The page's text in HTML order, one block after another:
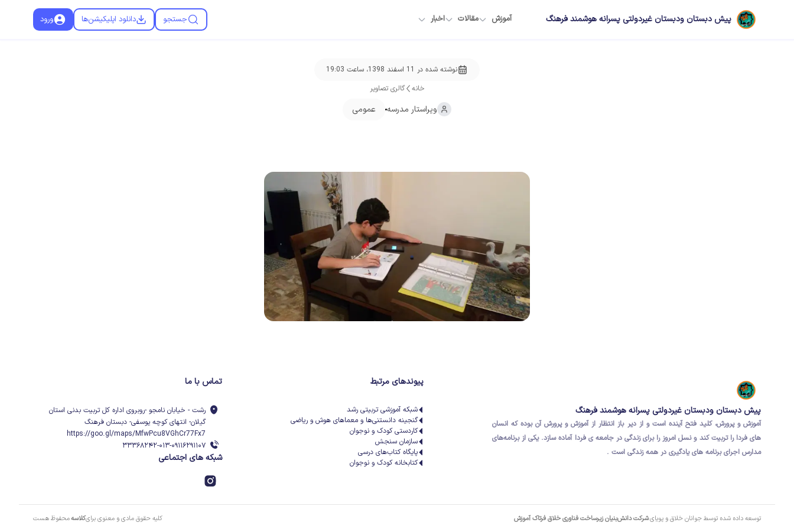
پیش دبستان ودبستان غیردولتی پسرانه هوشمند فرهنگ آموزش مقالات اخبار جستجو دانلود اپلیکیشن‌ها ورود
نوشته شده در 11 اسفند 1398، ساعت 19:03
خانه
گالری تصاویر
ویراستار مدرسه عمومی
پیش دبستان ودبستان غیردولتی پسرانه هوشمند فرهنگ
آموزش و پرورش، کلید فتح آینده است و از دیر باز انتظار از آموزش و پرورش آن بوده که انسان
های فردا را تربیت کند و نسل امروز را برایزندگی در جامعه ی فردا آماده سازد. یکی از برنامه‌های
مدارس اجرای برنامه های یادگیری در همه زندگی است .
پیوندهای مرتبط
شبکه آموزشی تربیتی رشد
گنجینه دانستنی‌ها و معماهای هوش و ریاضی
کاردستی کودک و نوجوان
سازمان سنجش
پایگاه کتاب‌های درسی
کتابخانه کودک و نوجوان
تماس با ما
رشت - خیابان نامجو -روبروی اداره کل تربیت بدنی استان
گیلان- انتهای کوچه یوسفی- دبستان فرهنگ
https://goo.gl/maps/MfwPcu8VGhCr77Fx7
۳۳۳۶۸۲۴۲-۰۱۳-۰۹۱۱۶۲۹۱۱۰۷
شبکه های اجتماعی
توسعه داده شده توسط جوانان خلاق و پویایشرکت دانش‌بنیان زیرساخت فناوری خلاق فرتاک آموزش کلیه حقوق مادی و معنوی برایکلاسهمحفوظ هست